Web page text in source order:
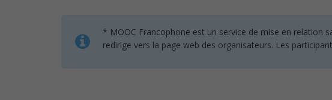
* MOOC Francophone est un service de mise en relation
redirige vers la page web des organisateurs. Les